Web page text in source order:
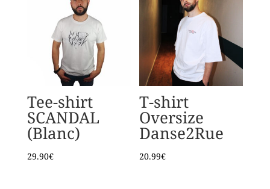
Tee-shirt
SCANDAL
(Blanc)
29.90€
T-shirt
Oversize
Danse2Rue
20.99€